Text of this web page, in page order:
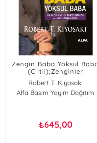
Zengin Baba Yoksul
(Ciltli);Zenginler
Çocuklarına, Orta Sınıf ve
Alt Sınıfın Parayla İlgili
Öğretmediği Neyi
Robert T. Kiyosaki
Alfa Basım Yayım Dağıtım
₺645,00